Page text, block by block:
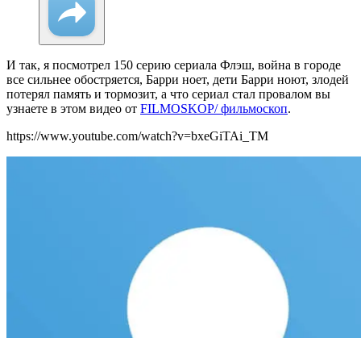
И так, я посмотрел 150 серию сериала Флэш, война в городе
все сильнее обостряется, Барри ноет, дети Барри ноют, злодей
потерял память и тормозит, а что сериал стал провалом вы
узнаете в этом видео от FILMOSKOP/ фильмоскоп.
https://www.youtube.com/watch?v=bxeGiTAi_TM